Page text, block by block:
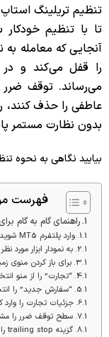
تا با تنظیم
آنجایی که معامله
را قفل می‌کند و
می‌رساند. توقف ضرر
عاطفی را حذف کنند،
بدون نظارت مستمر
بیایید نگاهی به نحوه تنظیم
فهرست
راهنمای گام به گام
وارد پلتفرم MT5 شوید
به نمودار ابزار مورد
برای باز کردن منوی
“تجارت” را از منو
“سفارش جدید” را
جزئیات تجارت را وارد
سطح توقف ضرر را
گزینه trailing stop را فعال کنید